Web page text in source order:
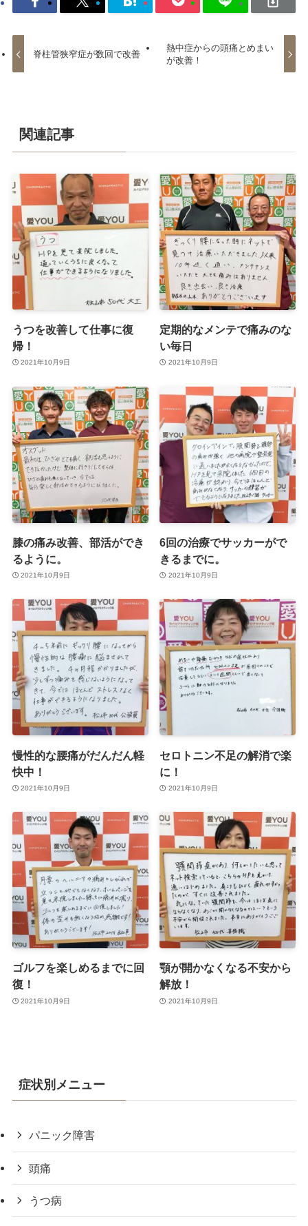
脊柱管狭窄症が数回で改善
熱中症からの頭痛とめまい
が改善！
関連記事
うつを改善して仕事に復
帰！
2021年10月9日
定期的なメンテで痛みのな
い毎日
2021年10月9日
膝の痛み改善、部活ができ
るように。
2021年10月9日
6回の治療でサッカーがで
きるまでに。
2021年10月9日
慢性的な腰痛がだんだん軽
快中！
2021年10月9日
セロトニン不足の解消で楽
に！
2021年10月9日
ゴルフを楽しめるまでに回
復！
2021年10月9日
顎が開かなくなる不安から
解放！
2021年10月9日
症状別メニュー
パニック障害
頭痛
うつ病